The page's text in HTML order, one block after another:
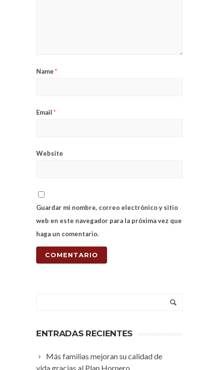
Name*
Email*
Website
Guardar mi nombre, correo electrónico y sitio
web en este navegador para la próxima vez que
haga un comentario.
ENTRADAS RECIENTES
Más familias mejoran su calidad de
vida gracias al Plan Hornero